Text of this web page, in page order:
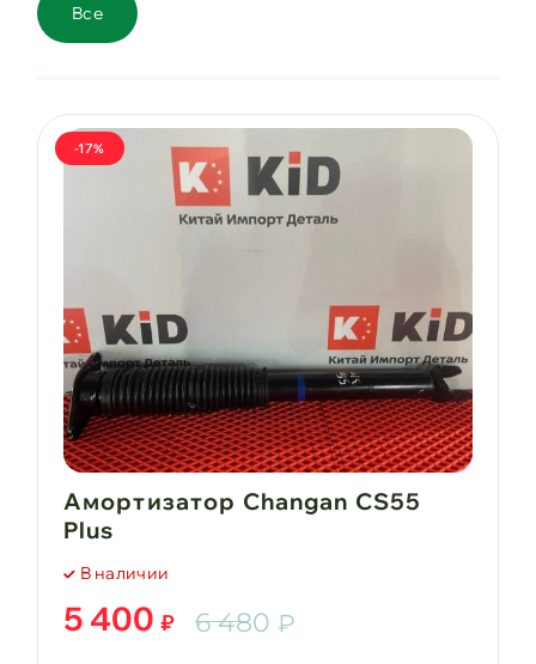
Все
-17%
Амортизатор Changan CS55
Plus
В наличии
6 480 ₽
5 400 ₽